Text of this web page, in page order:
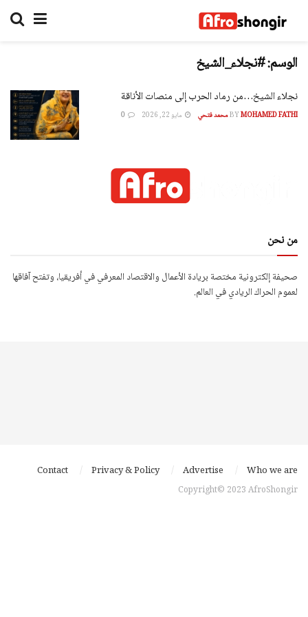
الوسم:#نجلاء_الشيخ
نجلاء الشيخ…من رماد الحرب إلى منصات الأناقة
BYMOHAMED FATHI محمد فتحي مايو 22, 2026
من نحن
صحيفة إلكترونية مختصة بريادة الأعمال والاقتصاد المعرفي في أفريقيا، وتفتح آفاقها
لعموم الحراك الريادي في العالم.
Who we are
Advertise
Privacy & Policy
Contact
Copyright© 2023 AfroShongir